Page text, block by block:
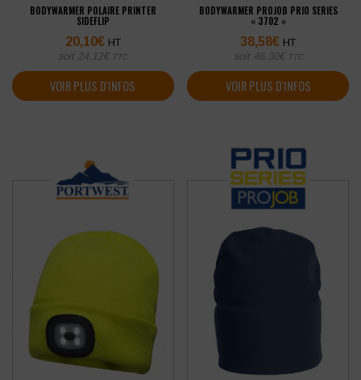
BODYWARMER POLAIRE PRINTER
SIDEFLIP
20,10€ HT
soit 24,12€ TTC
VOIR PLUS D'INFOS
BODYWARMER PROJOB PRIO SERIES
« 3702 »
38,58€ HT
soit 46,30€ TTC
VOIR PLUS D'INFOS